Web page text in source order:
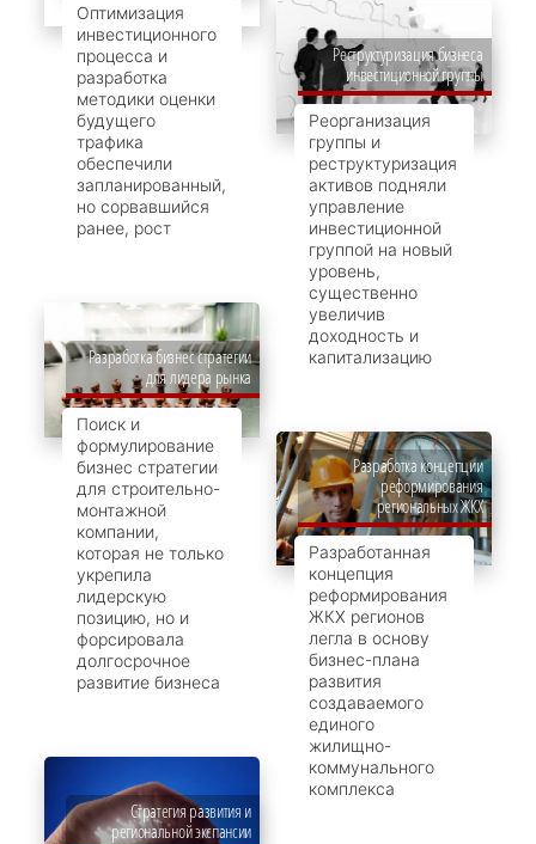
Оптимизация
инвестиционного
процесса и
разработка
методики оценки
будущего
трафика
обеспечили
запланированный,
но сорвавшийся
ранее, рост
Реструктуризация бизнеса
инвестиционной группы
Реорганизация
группы и
реструктуризация
активов подняли
управление
инвестиционной
группой на новый
уровень,
существенно
увеличив
доходность и
капитализацию
Разработка бизнес стратегии
для лидера рынка
Поиск и
формулирование
бизнес стратегии
для строительно-
монтажной
компании,
которая не только
укрепила
лидерскую
позицию, но и
форсировала
долгосрочное
развитие бизнеса
Разработка концепции
реформирования
региональных ЖКХ
Разработанная
концепция
реформирования
ЖКХ регионов
легла в основу
бизнес-плана
развития
создаваемого
единого
жилищно-
коммунального
комплекса
Стратегия развития и
региональной экспансии